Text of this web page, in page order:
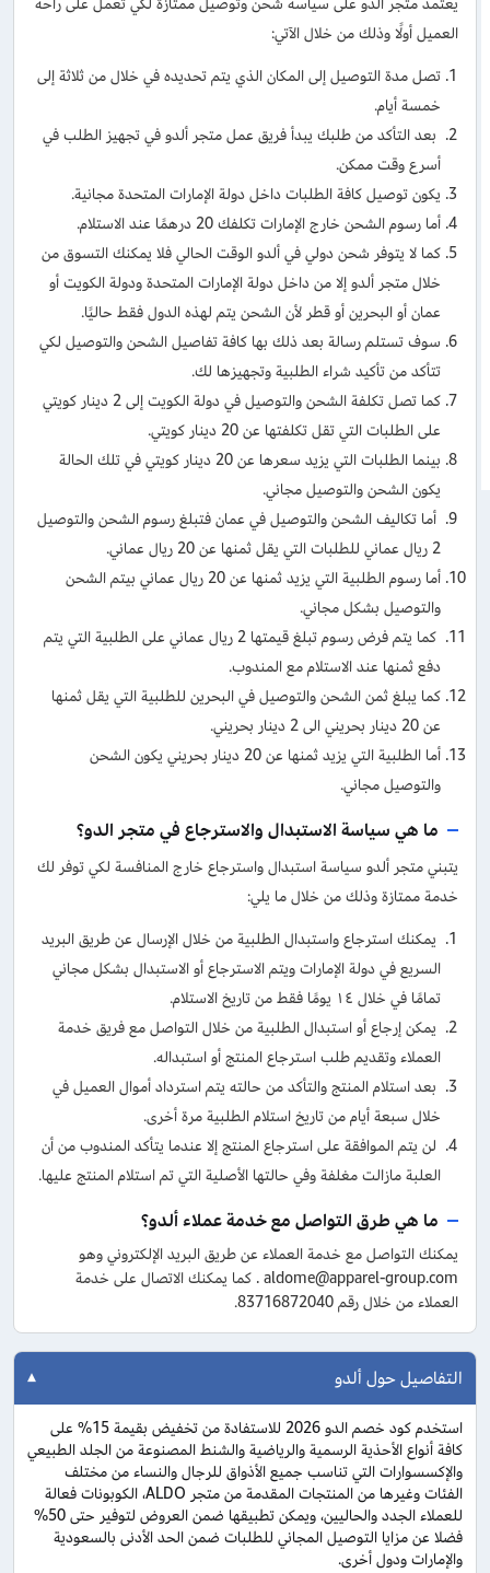
العميل أولًا وذلك من خلال الآتي:
تصل مدة التوصيل إلى المكان الذي يتم تحديده في خلال من ثلاثة إلى
خمسة أيام.
بعد التأكد من طلبك يبدأ فريق عمل متجر ألدو في تجهيز الطلب في
أسرع وقت ممكن.
يكون توصيل كافة الطلبات داخل دولة الإمارات المتحدة مجانية.
أما رسوم الشحن خارج الإمارات تكلفك 20 درهمًا عند الاستلام.
كما لا يتوفر شحن دولي في ألدو الوقت الحالي فلا يمكنك التسوق من
خلال متجر ألدو إلا من داخل دولة الإمارات المتحدة ودولة الكويت أو
عمان أو البحرين أو قطر لأن الشحن يتم لهذه الدول فقط حاليًا.
سوف تستلم رسالة بعد ذلك بها كافة تفاصيل الشحن والتوصيل لكي
تتأكد من تأكيد شراء الطلبية وتجهيزها لك.
كما تصل تكلفة الشحن والتوصيل في دولة الكويت إلى 2 دينار كويتي
على الطلبات التي تقل تكلفتها عن 20 دينار كويتي.
بينما الطلبات التي يزيد سعرها عن 20 دينار كويتي في تلك الحالة
يكون الشحن والتوصيل مجاني.
أما تكاليف الشحن والتوصيل في عمان فتبلغ رسوم الشحن والتوصيل
2 ريال عماني للطلبات التي يقل ثمنها عن 20 ريال عماني.
أما رسوم الطلبية التي يزيد ثمنها عن 20 ريال عماني بيتم الشحن
والتوصيل بشكل مجاني.
كما يتم فرض رسوم تبلغ قيمتها 2 ريال عماني على الطلبية التي يتم
دفع ثمنها عند الاستلام مع المندوب.
كما يبلغ ثمن الشحن والتوصيل في البحرين للطلبية التي يقل ثمنها
عن 20 دينار بحريني الى 2 دينار بحريني.
أما الطلبية التي يزيد ثمنها عن 20 دينار بحريني يكون الشحن
والتوصيل مجاني.
ما هي سياسة الاستبدال والاسترجاع في متجر الدو؟
يتبني متجر ألدو سياسة استبدال واسترجاع خارج المنافسة لكي توفر لك
خدمة ممتازة وذلك من خلال ما يلي:
يمكنك استرجاع واستبدال الطلبية من خلال الإرسال عن طريق البريد
السريع في دولة الإمارات ويتم الاسترجاع أو الاستبدال بشكل مجاني
تمامًا في خلال ١٤ يومًا فقط من تاريخ الاستلام.
يمكن إرجاع أو استبدال الطلبية من خلال التواصل مع فريق خدمة
العملاء وتقديم طلب استرجاع المنتج أو استبداله.
بعد استلام المنتج والتأكد من حالته يتم استرداد أموال العميل في
خلال سبعة أيام من تاريخ استلام الطلبية مرة أخرى.
لن يتم الموافقة على استرجاع المنتج إلا عندما يتأكد المندوب من أن
العلبة مازالت مغلفة وفي حالتها الأصلية التي تم استلام المنتج عليها.
ما هي طرق التواصل مع خدمة عملاء ألدو؟
يمكنك التواصل مع خدمة العملاء عن طريق البريد الإلكتروني وهو
aldome@apparel-group.com . كما يمكنك الاتصال على خدمة
العملاء من خلال رقم 83716872040.
التفاصيل حول ألدو
استخدم كود خصم الدو 2026 للاستفادة من تخفيض بقيمة 15% على
كافة أنواع الأحذية الرسمية والرياضية والشنط المصنوعة من الجلد الطبيعي
والإكسسوارات التي تناسب جميع الأذواق للرجال والنساء من مختلف
الفئات وغيرها من المنتجات المقدمة من متجر ALDO، الكوبونات فعالة
للعملاء الجدد والحاليين، ويمكن تطبيقها ضمن العروض لتوفير حتى 50%
فضلا عن مزايا التوصيل المجاني للطلبات ضمن الحد الأدنى بالسعودية
والإمارات ودول أخرى.